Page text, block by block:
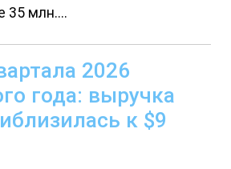
35 млн....
2026
года: выручка
к $9